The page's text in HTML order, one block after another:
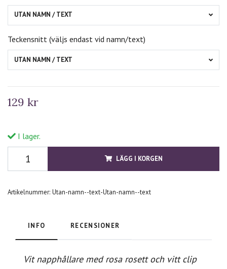
UTAN NAMN / TEXT
Teckensnitt (väljs endast vid namn/text)
UTAN NAMN / TEXT
129 kr
I lager.
LÄGG I KORGEN
Artikelnummer: Utan-namn--text-Utan-namn--text
INFO RECENSIONER
Vit napphållare med rosa rosett och vitt clip